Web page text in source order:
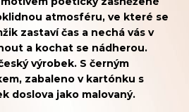
atmosféru, ve které se
zastaví čas a nechá vás v
a kochat se nádherou.
výrobek. S černým
zabaleno v kartónku s
doslova jako malovaný.